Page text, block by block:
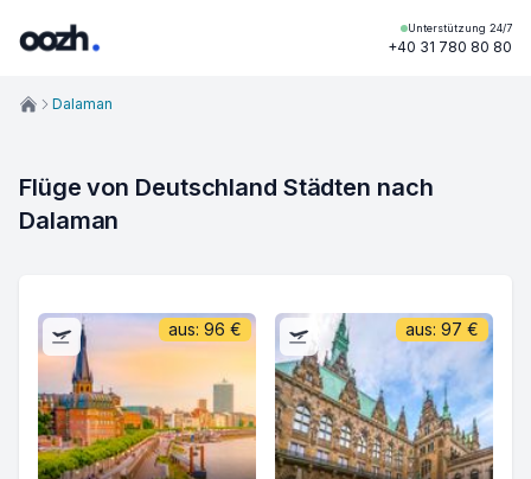
Unterstützung 24/7
+40 31 780 80 80
Dalaman
Flüge von Deutschland Städten nach
Dalaman
aus: 96 € aus: 97 €